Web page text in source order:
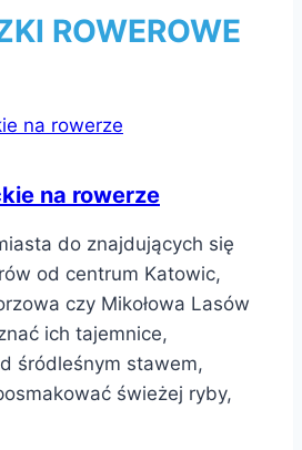
ROWEROWE
na rowerze
do znajdujących się
od centrum Katowic,
czy Mikołowa Lasów
ich tajemnice,
śródleśnym stawem,
świeżej ryby,